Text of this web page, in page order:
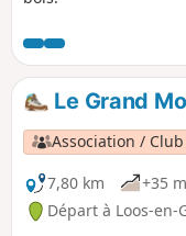
Le Grand
Association /
7,80 km
+35 m
Départ à Loos-en-